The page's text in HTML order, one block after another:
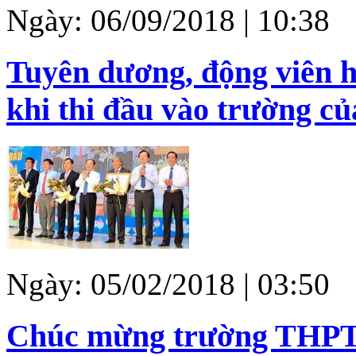
Ngày: 06/09/2018 | 10:38
Tuyên dương, động viên
khi thi đầu vào trường
Ngày: 05/02/2018 | 03:50
Chúc mừng trường